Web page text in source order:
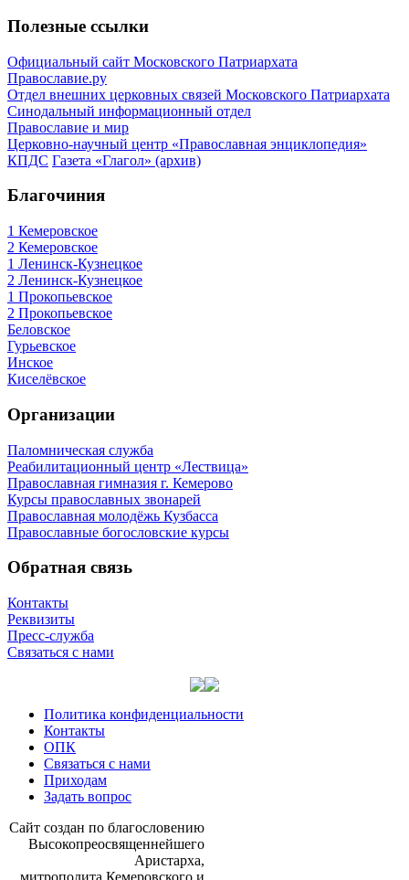
Полезные ссылки
Официальный сайт Московского Патриархата
Православие.ру
Отдел внешних церковных связей Московского Патриархата
Синодальный информационный отдел
Православие и мир
Церковно-научный центр «Православная энциклопедия»
КПДС Газета «Глагол» (архив)
Благочиния
1 Кемеровское
2 Кемеровское
1 Ленинск-Кузнецкое
2 Ленинск-Кузнецкое
1 Прокопьевское
2 Прокопьевское
Беловское
Гурьевское
Инское
Киселёвское
Организации
Паломническая служба
Реабилитационный центр «Лествица»
Православная гимназия г. Кемерово
Курсы православных звонарей
Православная молодёжь Кузбасса
Православные богословские курсы
Обратная связь
Контакты
Реквизиты
Пресс-служба
Связаться с нами
Политика конфиденциальности
Контакты
ОПК
Связаться с нами
Приходам
Задать вопрос
Сайт со­здан по бла­го­сло­ве­нию
Вы­со­ко­прео­свя­щен­ней­ше­го
Ари­стар­ха,
мит­ро­по­ли­та Ке­ме­ров­ско­го и